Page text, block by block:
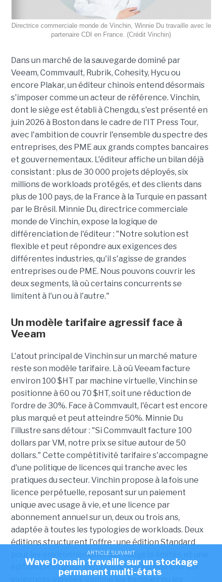
Directrice commerciale monde de Vinchin, Winnie Du travaille avec le
partenaire CDI en France. (Crédit Vinchin)
Dans un marché de la sauvegarde dominé par
Veeam, Commvault, Rubrik, Cohesity, Hycu ou
encore Plakar, un éditeur chinois entend désormais
s'imposer comme un acteur de référence. Vinchin,
dont le siège est établi à Chengdu, s'est présenté en
juin 2026 à Boston dans le cadre de l'IT Press Tour,
avec l'ambition de couvrir l'ensemble du spectre des
entreprises, des PME aux grands comptes bancaires
et gouvernementaux. L'éditeur affiche un bilan déjà
consistant : plus de 30 000 projets déployés, six
millions de workloads protégés, et des clients dans
plus de 100 pays, de la France à la Turquie en passant
par le Brésil. Minnie Du, directrice commerciale
monde de Vinchin, expose la logique de
différenciation de l'éditeur : "Notre solution est
flexible et peut répondre aux exigences des
différentes industries, qu'il s'agisse de grandes
entreprises ou de PME. Nous pouvons couvrir les
deux segments, là où certains concurrents se
limitent à l'un ou à l'autre."
Un modèle tarifaire agressif face à
Veeam
L'atout principal de Vinchin sur un marché mature
reste son modèle tarifaire. Là où Veeam facture
environ 100 $HT par machine virtuelle, Vinchin se
positionne à 60 ou 70 $HT, soit une réduction de
l'ordre de 30%. Face à Commvault, l'écart est encore
plus marqué et peut atteindre 50%. Minnie Du
l'illustre sans détour : "Si Commvault facture 100
dollars par VM, notre prix se situe autour de 50
dollars." Cette compétitivité tarifaire s'accompagne
d'une politique de licences qui tranche avec les
pratiques du secteur. Vinchin propose à la fois une
licence perpétuelle, reposant sur un paiement
unique avec usage à vie, et une licence par
abonnement annuel sur un, deux ou trois ans,
adaptée à toutes les typologies de workloads. Deux
éditions structurent l'offre : une édition Standard
pour les environnements aux budgets limités, et une
édition Enterprise destinée aux organisations aux
exigences élevées, comme les banques ou les
ARTICLE SUIVANT
Wave Domain travaille sur un stockage
permanent multi-états